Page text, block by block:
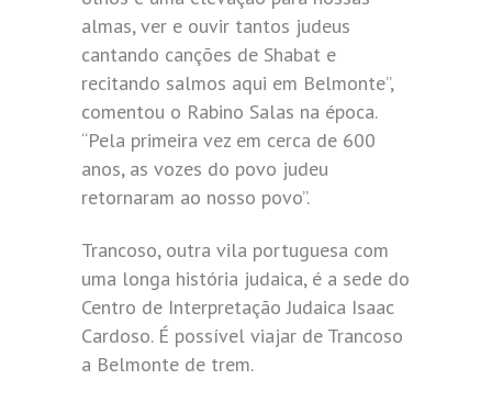
almas, ver e ouvir tantos judeus
cantando canções de Shabat e
recitando salmos aqui em Belmonte”,
comentou o Rabino Salas na época.
“Pela primeira vez em cerca de 600
anos, as vozes do povo judeu
retornaram ao nosso povo”.
Trancoso, outra vila portuguesa com
uma longa história judaica, é a sede do
Centro de Interpretação Judaica Isaac
Cardoso. É possível viajar de Trancoso
a Belmonte de trem.